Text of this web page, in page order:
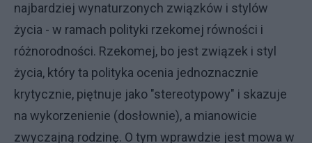
najbardziej wynaturzonych związków i stylów
życia - w ramach polityki rzekomej równości i
różnorodności. Rzekomej, bo jest związek i styl
życia, który ta polityka ocenia jednoznacznie
krytycznie, piętnuje jako "stereotypowy" i skazuje
na wykorzenienie (dosłownie), a mianowicie
zwyczajną rodzinę. O tym wprawdzie jest mowa w